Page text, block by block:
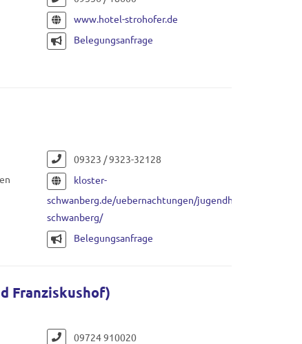
www.hotel-strohofer.de
Belegungsanfrage
09323 / 9323-32128
kloster-
schwanberg.de/uebernachtungen/jugendhof-
schwanberg/
Belegungsanfrage
Franziskushof)
09724 910020